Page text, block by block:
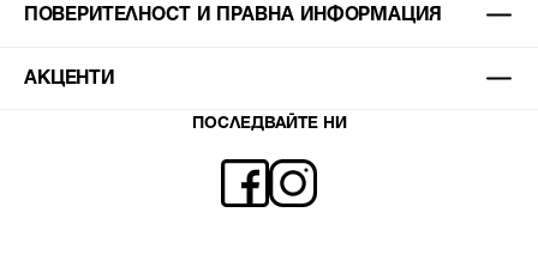
ПОВЕРИТЕЛНОСТ И ПРАВНА ИНФОРМАЦИЯ
АКЦЕНТИ
ПОСЛЕДВАЙТЕ НИ